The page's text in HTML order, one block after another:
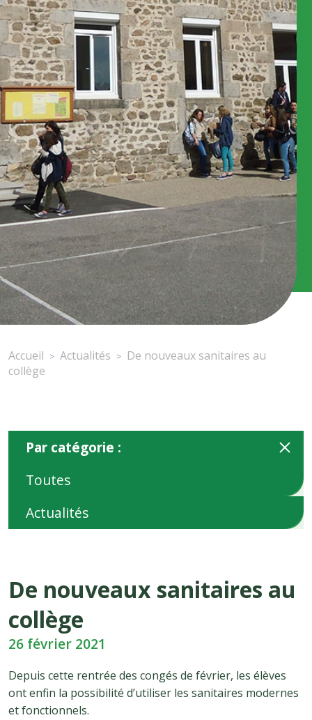
Accueil > Actualités > De nouveaux sanitaires au
collège
Par catégorie :
Toutes
Actualités
De nouveaux sanitaires au
collège
26 février 2021
Depuis cette rentrée des congés de février, les élèves
ont enfin la possibilité d’utiliser les sanitaires modernes
et fonctionnels.